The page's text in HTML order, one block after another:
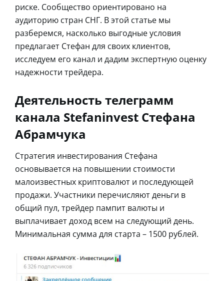
риске. Сообщество ориентировано на
аудиторию стран СНГ. В этой статье мы
разберемся, насколько выгодные условия
предлагает Стефан для своих клиентов,
исследуем его канал и дадим экспертную оценку
надежности трейдера.
Деятельность телеграмм
канала Stefaninvest Стефана
Абрамчука
Стратегия инвестирования Стефана
основывается на повышении стоимости
малоизвестных криптовалют и последующей
продажи. Участники перечисляют деньги в
общий пул, трейдер пампит валюты и
выплачивает доход всем на следующий день.
Минимальная сумма для старта – 1500 рублей.